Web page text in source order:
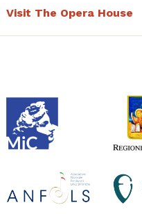
Visit The Opera House